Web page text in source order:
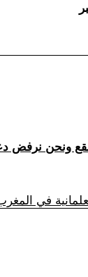
ونحن نرفض
في